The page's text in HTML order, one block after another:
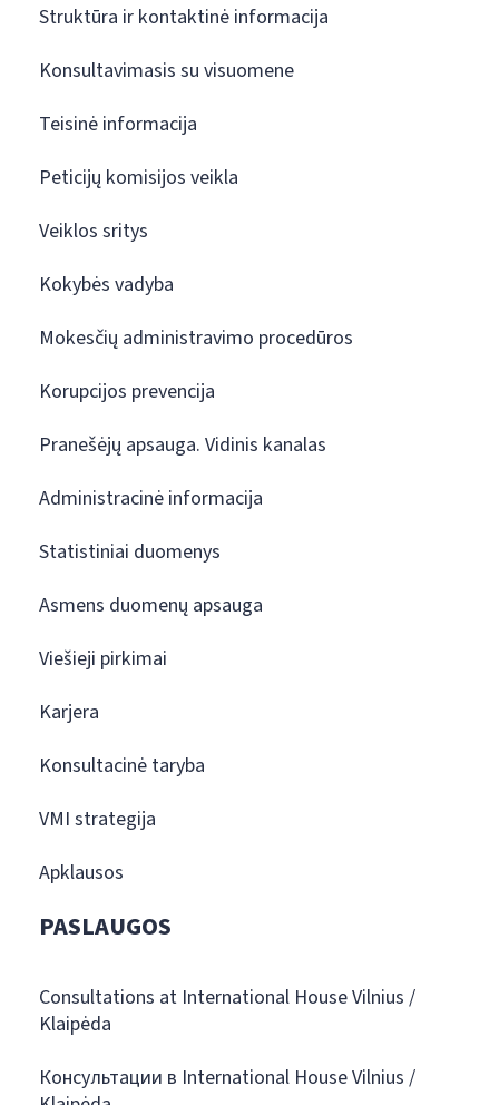
Struktūra ir kontaktinė informacija
Konsultavimasis su visuomene
Teisinė informacija
Peticijų komisijos veikla
Veiklos sritys
Kokybės vadyba
Mokesčių administravimo procedūros
Korupcijos prevencija
Pranešėjų apsauga. Vidinis kanalas
Administracinė informacija
Statistiniai duomenys
Asmens duomenų apsauga
Viešieji pirkimai
Karjera
Konsultacinė taryba
VMI strategija
Apklausos
PASLAUGOS
Consultations at International House Vilnius /
Klaipėda
Консультации в International House Vilnius /